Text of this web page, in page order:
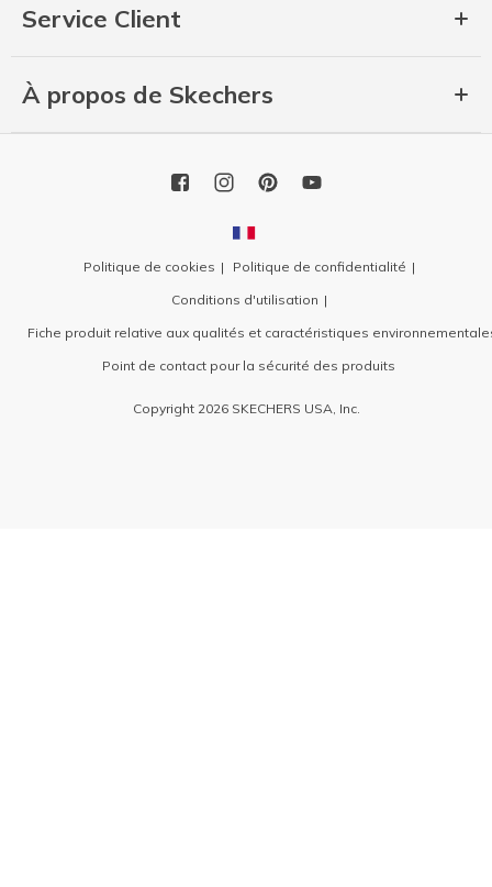
Service Client
À propos de Skechers
Politique de cookies
Politique de confidentialité
Conditions d'utilisation
Fiche produit relative aux qualités et caractéristiques
Point de contact pour la sécurité des produits
Copyright 2026 SKECHERS USA, Inc.